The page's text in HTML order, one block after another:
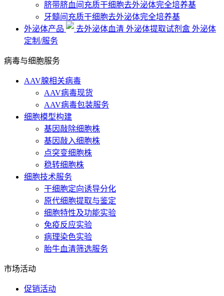
脐带脐血间充质干细胞去外泌体完全培养基
牙髓间充质干细胞去外泌体完全培养基
外泌体产品
去外泌体血清 外泌体提取试剂盒 外泌体
定制/服务
病毒与细胞服务
AAV腺相关病毒
AAV病毒现货
AAV病毒包装服务
细胞模型构建
基因敲除细胞株
基因敲入细胞株
点突变细胞株
稳转细胞株
细胞技术服务
干细胞定向诱导分化
原代细胞提取与鉴定
细胞特性及功能实验
免疫反应实验
病理染色实验
胎牛血清筛选服务
市场活动
促销活动